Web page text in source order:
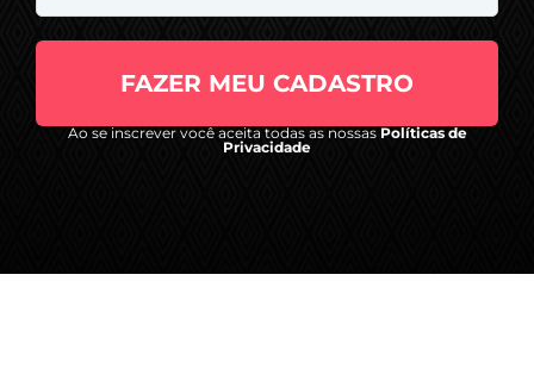
FAZER MEU CADASTRO
Ao se inscrever você aceita todas as nossas Políticas de
Privacidade